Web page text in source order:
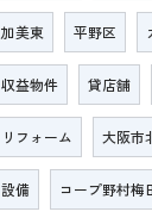
加美東 平野区
収益物件 貸店舗
リフォーム 大阪市
設備 コープ野村梅